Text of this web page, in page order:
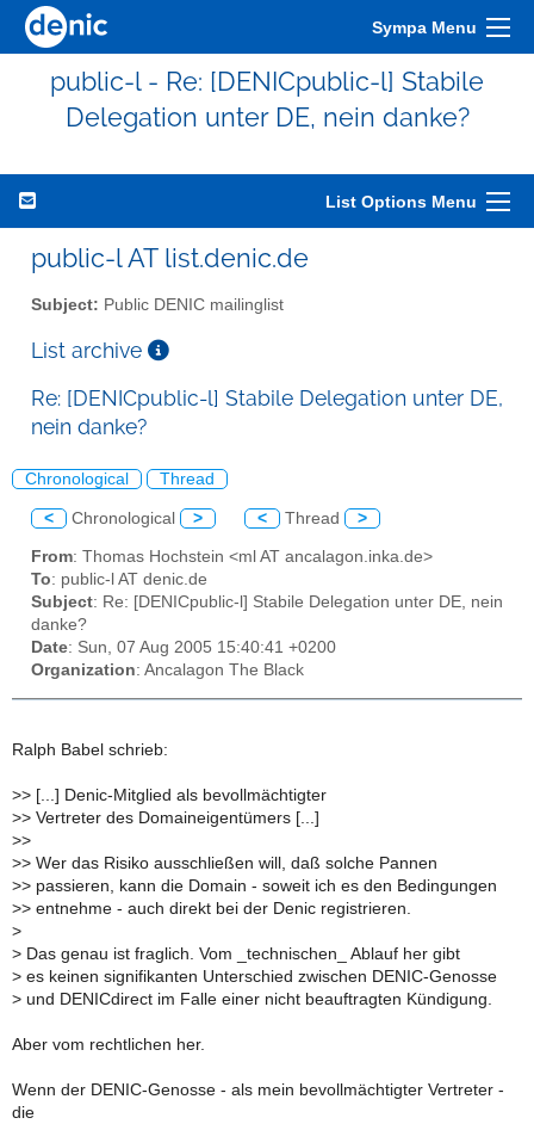
Sympa Menu
public-l - Re: [DENICpublic-l] Stabile
Delegation unter DE, nein danke?
List Options Menu
public-l AT list.denic.de
Subject: Public DENIC mailinglist
List archive
Re: [DENICpublic-l] Stabile Delegation unter DE,
nein danke?
Chronological Thread
< Chronological > < Thread >
From: Thomas Hochstein <ml AT ancalagon.inka.de>
To: public-l AT denic.de
Subject: Re: [DENICpublic-l] Stabile Delegation unter DE, nein
danke?
Date: Sun, 07 Aug 2005 15:40:41 +0200
Organization: Ancalagon The Black
Ralph Babel schrieb:
>> [...] Denic-Mitglied als bevollmächtigter
>> Vertreter des Domaineigentümers [...]
>>
>> Wer das Risiko ausschließen will, daß solche Pannen
>> passieren, kann die Domain - soweit ich es den Bedingungen
>> entnehme - auch direkt bei der Denic registrieren.
>
> Das genau ist fraglich. Vom _technischen_ Ablauf her gibt
> es keinen signifikanten Unterschied zwischen DENIC-Genosse
> und DENICdirect im Falle einer nicht beauftragten Kündigung.
Aber vom rechtlichen her.
Wenn der DENIC-Genosse - als mein bevollmächtigter Vertreter -
die